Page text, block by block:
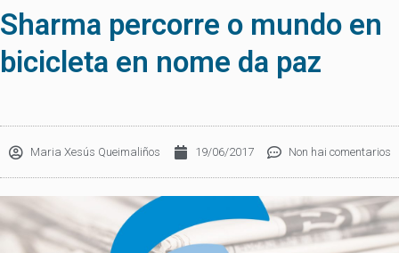
Sharma percorre o mundo en
bicicleta en nome da paz
Maria Xesús Queimaliños 19/06/2017 Non hai comentarios